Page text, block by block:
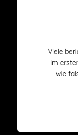
Viele
im
wie